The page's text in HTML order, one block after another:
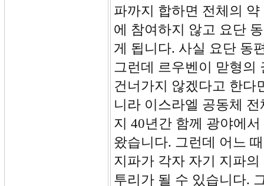
파까지 합하면 전체의
에 참여하지 않고 요단
게 됩니다. 사실 요단 동
그런데 르우벤이 맏형의
건너가지 않겠다고 한다
니라 이스라엘 공동체
지 40년간 함께 광야에
왔습니다. 그런데 어느
지파가 각자 자기 지파
투리가 될 수 있습니다.